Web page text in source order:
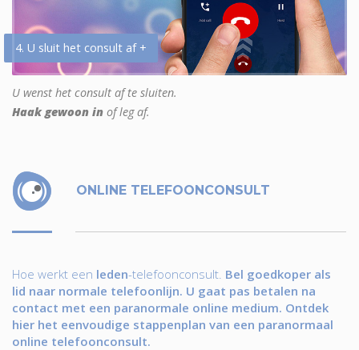
4. U sluit het consult af +
U wenst het consult af te sluiten.
Haak gewoon in of leg af.
ONLINE TELEFOONCONSULT
Hoe werkt een leden-telefoonconsult. Bel goedkoper als
lid naar normale telefoonlijn. U gaat pas betalen na
contact met een paranormale online medium. Ontdek
hier het eenvoudige stappenplan van een paranormaal
online telefoonconsult.